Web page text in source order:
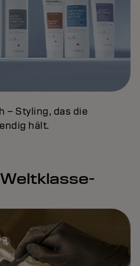
– Styling, das die
hält.